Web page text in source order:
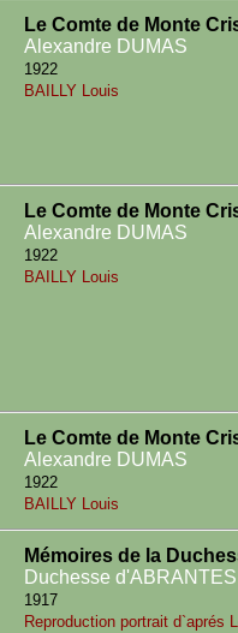
Le Comte de Monte
Alexandre DUMAS
1922
BAILLY Louis
Le Comte de Monte
Alexandre DUMAS
1922
BAILLY Louis
Le Comte de Monte
Alexandre DUMAS
1922
BAILLY Louis
Mémoires de la
Duchesse d'ABRANTES
1917
Reproduction portrait d`aprés